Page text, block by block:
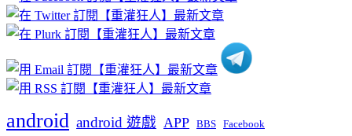
分
類
android android 遊戲 APP BBS Facebook